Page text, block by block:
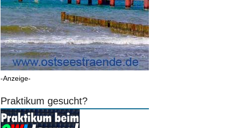
-Anzeige-
Praktikum gesucht?